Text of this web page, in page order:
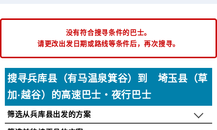
没有符合搜寻条件的巴士。
请更改出发日期或路线等条件后，再次搜寻。
搜寻兵库县（有马温泉箕谷）到 埼玉县（草
加·越谷）的高速巴士・夜行巴士
筛选从兵库县出发的方案